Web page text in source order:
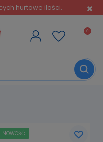
hurtowe ilości.
NOWOŚĆ